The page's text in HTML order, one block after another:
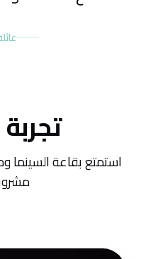
استمتع بقاعة السينما